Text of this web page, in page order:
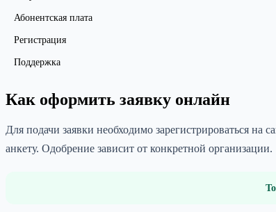
Абонентская плата
Регистрация
Поддержка
Как оформить заявку онлайн
Для подачи заявки необходимо зарегистрироваться
анкету. Одобрение зависит от конкретной организации.